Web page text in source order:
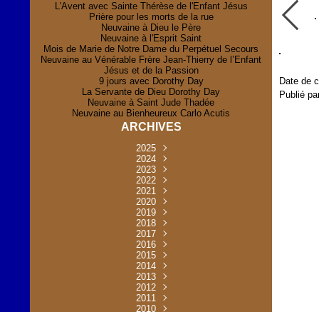
L'Avent avec Sainte Thérèse de l'Enfant Jésus
Prière pour les morts de la rue
Neuvaine à Dieu le Père
Neuvaine à l'Esprit Saint
Mois de Marie de Notre Dame du Perpétuel Secours
Neuvaine au Vénérable Frère Jean-Thierry de l’Enfant
Jésus et de la Passion
9 jours avec Dorothy Day
La Servante de Dieu Dorothy Day
Neuvaine à Saint Jude Thadée
Neuvaine au Bienheureux Carlo Acutis
ARCHIVES
2025
Novembre
Juillet(1)
Mai
(1)
Avril
(1)
Janvier(1)
2024
Novembre
Octobre
Août
(1)
Mai
(8)
Avril
(2)
Mars
(1)
Février(1)
Janvier(2)
2023
Décembre
Novembre
Octobre
Juin
(29)
Mai (31)
Avril
(2)
2022
Décembre
Novembre
Octobre
Août
(33)
Juillet
(32)
Juin
(1)
Mai (35)
Avril
(31)
Mars
(32)
Février(2)
Janvier(30)
2021
Décembre
Novembre
Octobre(30)
Septembre
Août
(30)
Juillet(2)
Mai (30)
Avril
(3)
2020
Décembre
Novembre
Octobre(17)
Septembre
Mai (30)
Avril
(13)
Mars
(1)
2019
Octobre
Mai (30)
Avril
(5)
Mars
(31)
Février(3)
2018
Décembre
Novembre
Octobre
Août
(2)
Juin
(5)
Mai (30)
Avril
(31)
Mars
(3)
2017
Décembre
Novembre
Octobre
Août
(30)
Juillet
(33)
Juin
(4)
Mai (32)
2016
Décembre
Novembre
Octobre
Septembre
Août
(2)
Juin
(4)
2015
Décembre
Novembre
Octobre
Septembre
Août
(4)
2014
Septembre
Août
(3)
Juillet(6)
Juin
(31)
2013
Décembre
Novembre
Octobre
2012
Décembre
Novembre
2011
Décembre
2010
Date de
Publié